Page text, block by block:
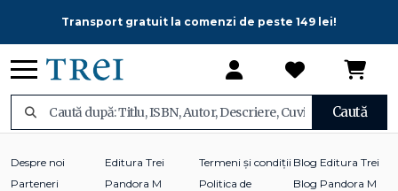
Transport gratuit la comenzi de peste 149 lei!
Caută
Despre noi
Parteneri
Editura Trei
Pandora M
Termeni și condiții
Politica de
Blog Editura Trei
Blog Pandora M